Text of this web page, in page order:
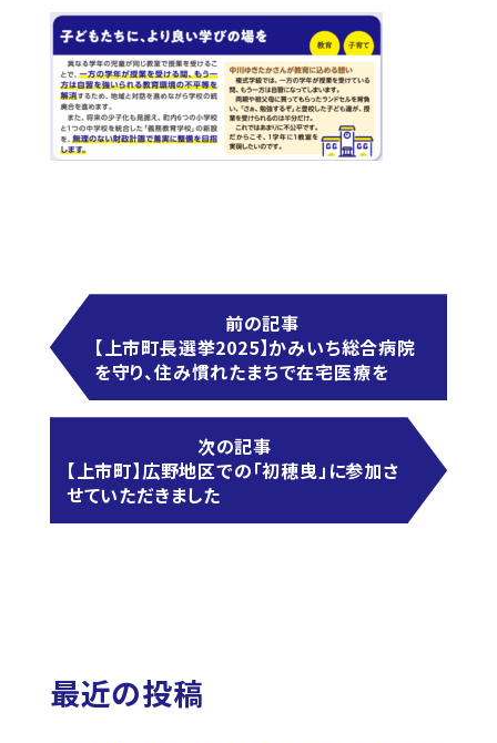
前の記事
【上市町長選挙2025】かみいち総合病院
を守り、住み慣れたまちで在宅医療を
次の記事
【上市町】広野地区での「初穂曳」に参加さ
せていただきました
最近の投稿